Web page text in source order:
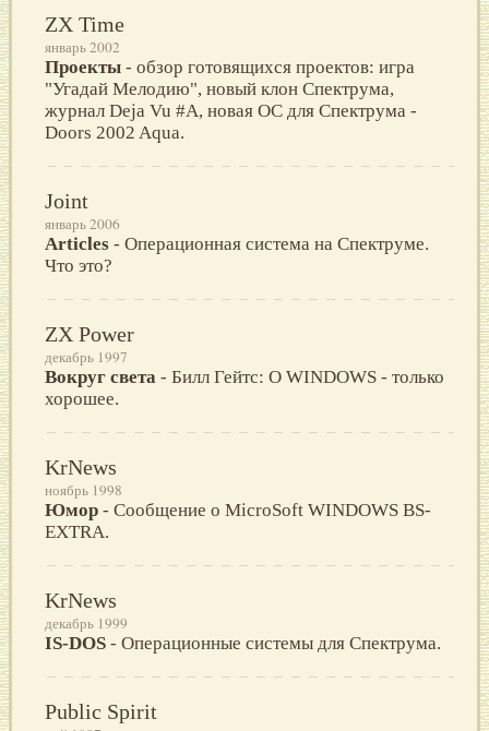
ZX Time
январь 2002
Проекты - обзор готовящихся проектов: игра
"Угадай Мелодию", новый клон Спектрума,
журнал Deja Vu #A, новая ОС для Спектрума -
Doors 2002 Aqua.
Joint
январь 2006
Articles - Операционная система на Спектруме.
Что это?
ZX Power
декабрь 1997
Вокруг света - Билл Гейтс: О WINDOWS - только
хорошее.
KrNews
ноябрь 1998
Юмор - Сообщение о MicroSoft WINDOWS BS-
EXTRA.
KrNews
декабрь 1999
IS-DOS - Операционные системы для Спектрума.
Public Spirit